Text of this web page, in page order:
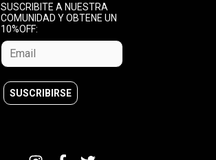
SUSCRIBITE A NUESTRA
COMUNIDAD Y OBTENE UN
10%OFF: